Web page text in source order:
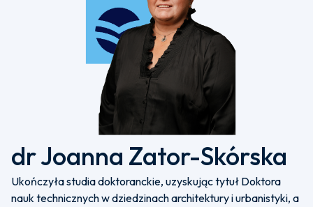
dr Joanna Zator-Skórska
Ukończyła studia doktoranckie, uzyskując tytuł Doktora
nauk technicznych w dziedzinach architektury i urbanistyki, a